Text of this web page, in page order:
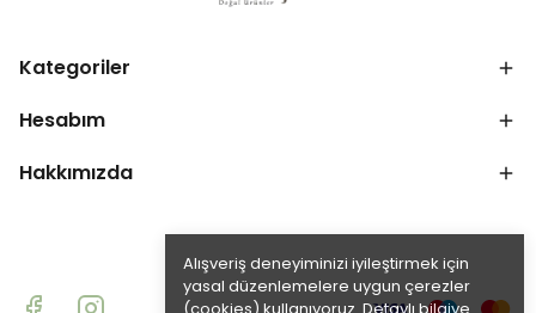
Alışveriş deneyiminizi iyileştirmek için
yasal düzenlemelere uygun çerezler
Kategoriler
Hesabım
Hakkımızda